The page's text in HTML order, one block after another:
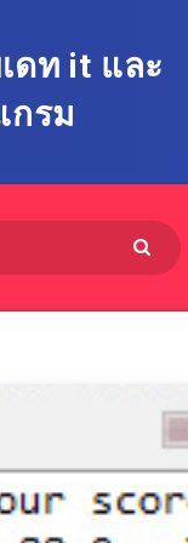
ดท it และ
กรม